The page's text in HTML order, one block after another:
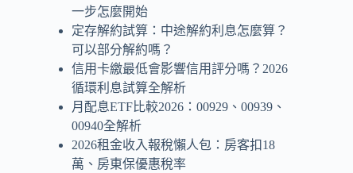
一步怎麼開始
定存解約試算：中途解約利息怎麼算？
可以部分解約嗎？
信用卡繳最低會影響信用評分嗎？2026
循環利息試算全解析
月配息ETF比較2026：00929、00939、
00940全解析
2026租金收入報稅懶人包：房客扣18
萬、房東保優惠稅率